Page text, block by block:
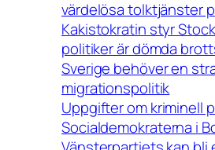
värdelösa tolktjänster
Kakistokratin styr
politiker är dömda
Sverige behöver en
migrationspolitik
Uppgifter om kriminell
Socialdemokraterna i